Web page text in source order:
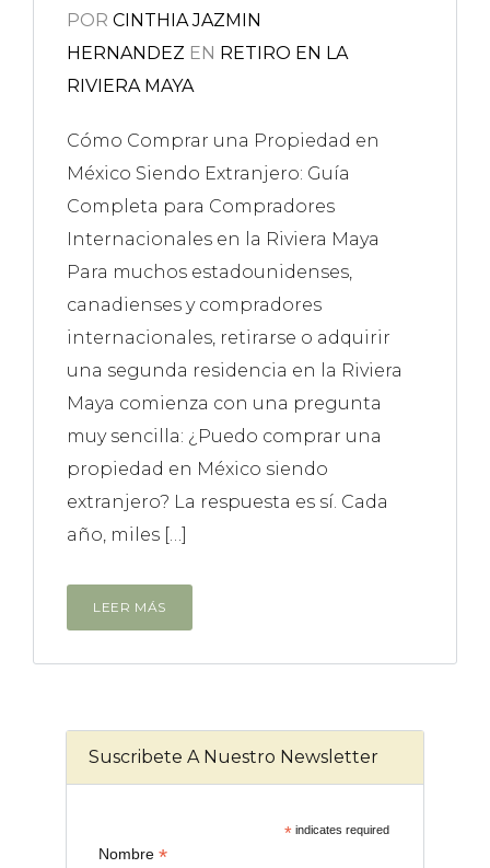
POR CINTHIA JAZMIN
HERNANDEZ EN RETIRO EN LA
RIVIERA MAYA
Cómo Comprar una Propiedad en
México Siendo Extranjero: Guía
Completa para Compradores
Internacionales en la Riviera Maya
Para muchos estadounidenses,
canadienses y compradores
internacionales, retirarse o adquirir
una segunda residencia en la Riviera
Maya comienza con una pregunta
muy sencilla: ¿Puedo comprar una
propiedad en México siendo
extranjero? La respuesta es sí. Cada
año, miles […]
LEER MÁS
Suscribete A Nuestro Newsletter
*indicates required
Nombre *